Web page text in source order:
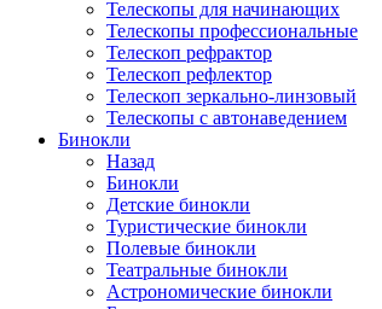
Телескопы для начинающих
Телескопы профессиональные
Телескоп рефрактор
Телескоп рефлектор
Телескоп зеркально-линзовый
Телескопы с автонаведением
Бинокли
Назад
Бинокли
Детские бинокли
Туристические бинокли
Полевые бинокли
Театральные бинокли
Астрономические бинокли